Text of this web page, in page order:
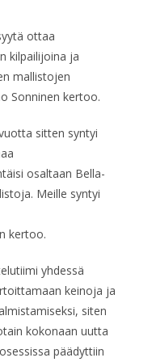
ottaa
kilpailijoina ja
mallistojen
Sonninen kertoo.
sitten syntyi
osaltaan Bella-
Meille syntyi
kertoo.
yhdessä
keinoja ja
siten
kokonaan uutta
päädyttiin